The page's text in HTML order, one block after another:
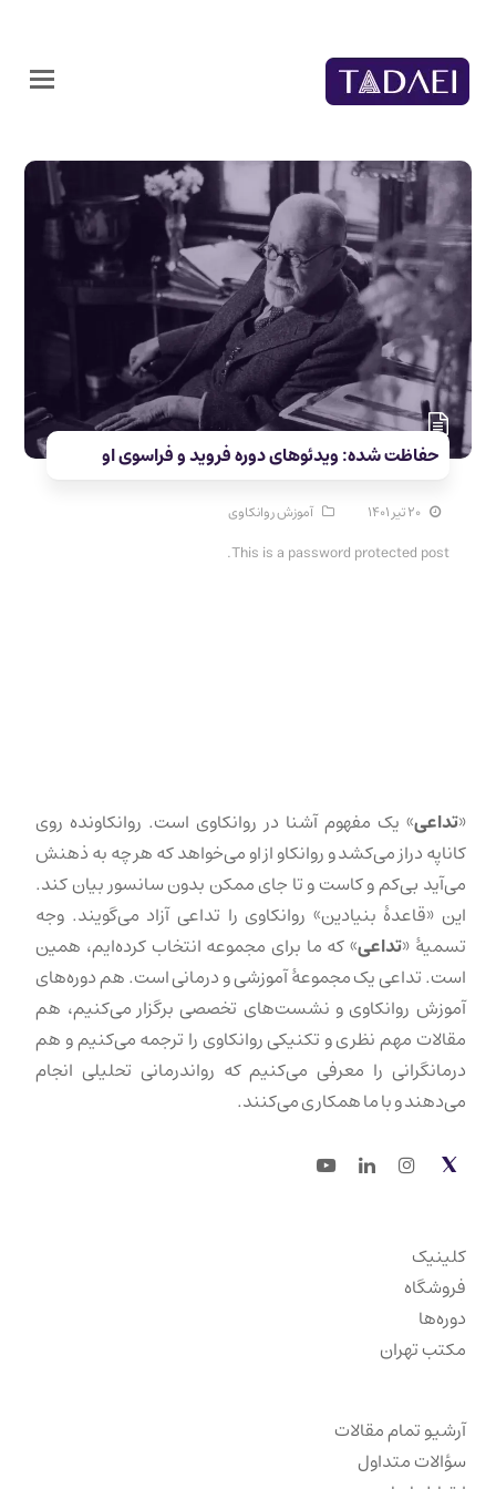
حفاظت شده: ویدئوهای دوره فروید و فراسوی او
۲۰ تیر ۱۴۰۱ آموزش روانکاوی
This is a password protected post.
«تداعی» یک مفهوم آشنا در روانکاوی است. روانکاونده روی
کاناپه دراز می‌کشد و روانکاو از او می‌خواهد که هر چه به ذهنش
می‌آید بی‌کم و کاست و تا جای ممکن بدون سانسور بیان کند.
این «قاعدهٔ بنیادین» روانکاوی را تداعی آزاد می‌گویند. وجه
تسمیهٔ «تداعی» که ما برای مجموعه انتخاب کرده‌ایم، همین
است. تداعی یک مجموعهٔ آموزشی و درمانی است. هم دوره‌های
آموزش روانکاوی و نشست‌های تخصصی برگزار می‌کنیم، هم
مقالات مهم نظری و تکنیکی روانکاوی را ترجمه می‌کنیم و هم
درمانگرانی را معرفی می‌کنیم که رواندرمانی تحلیلی انجام
می‌دهند و با ما همکاری می‌کنند.
Twitter
Instagram
LinkedIn
Youtube
کلینیک
فروشگاه
دوره‌ها
مکتب تهران
آرشیو تمام مقالات
سؤالات متداول